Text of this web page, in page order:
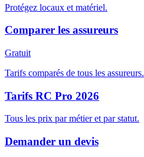
Protégez locaux et matériel.
Comparer les assureurs
Gratuit
Tarifs comparés de tous les assureurs.
Tarifs RC Pro 2026
Tous les prix par métier et par statut.
Demander un devis